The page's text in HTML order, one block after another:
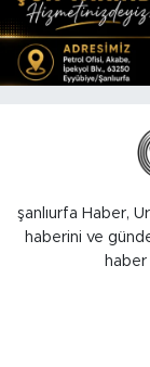
şanlıurfa Haber,
haberini ve